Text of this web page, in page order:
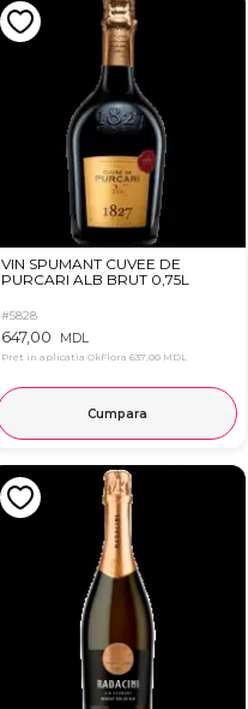
VIN SPUMANT CUVEE DE
PURCARI ALB BRUT 0,75L
#5828
647,00 MDL
Pret in aplicatia OkFlora 637,00 MDL
Cumpara